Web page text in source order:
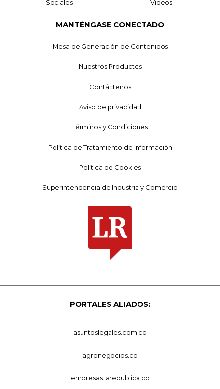
Sociales Videos
MANTÉNGASE CONECTADO
Mesa de Generación de Contenidos
Nuestros Productos
Contáctenos
Aviso de privacidad
Términos y Condiciones
Política de Tratamiento de Información
Política de Cookies
Superintendencia de Industria y Comercio
PORTALES ALIADOS:
asuntoslegales.com.co
agronegocios.co
empresas.larepublica.co